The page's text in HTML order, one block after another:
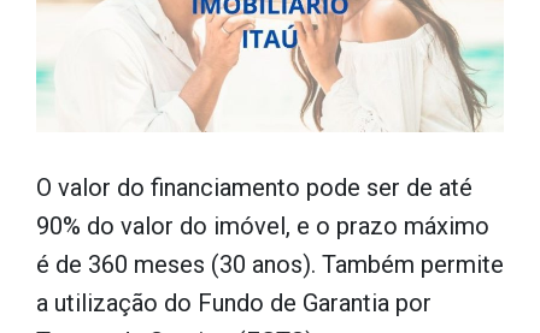
O valor do financiamento pode ser de até
90% do valor do imóvel, e o prazo máximo
é de 360 ​​meses (30 anos). Também permite
a utilização do Fundo de Garantia por